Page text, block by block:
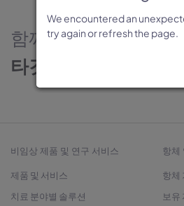
함께하는 신뢰의 파트
타깃 발굴에서 치료
비임상 제품 및 연구 서비스
제품 및 서비스
치료 분야별 솔루션
항체
항체
보유
We encountered an
try again or refresh the page.
We encountered an
try again or refresh the page.
We encountered an
try again or refresh the page.
We encountered an
try again or refresh the page.
We encountered an
try again or refresh the page.